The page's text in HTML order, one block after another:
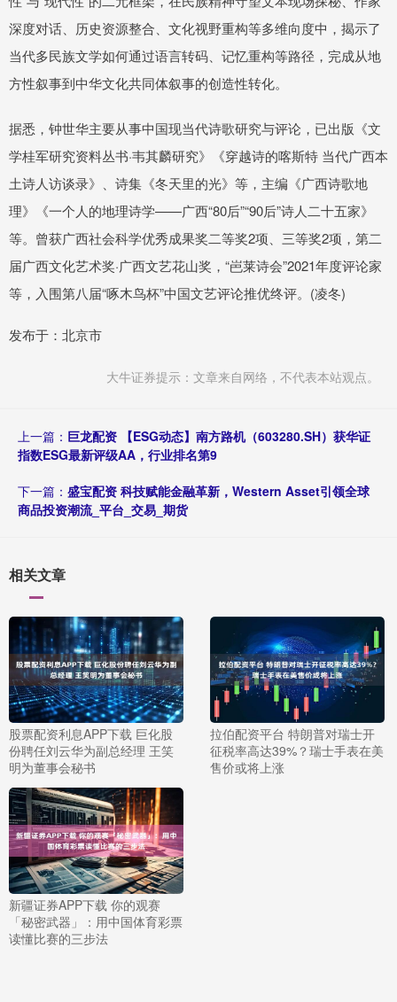
深度对话、历史资源整合、文化视野重构等多维向度中，揭示了
当代多民族文学如何通过语言转码、记忆重构等路径，完成从地
方性叙事到中华文化共同体叙事的创造性转化。
据悉，钟世华主要从事中国现当代诗歌研究与评论，已出版《文
学桂军研究资料丛书·韦其麟研究》《穿越诗的喀斯特 当代广西本
土诗人访谈录》、诗集《冬天里的光》等，主编《广西诗歌地
理》《一个人的地理诗学——广西“80后”“90后”诗人二十五家》
等。曾获广西社会科学优秀成果奖二等奖2项、三等奖2项，第二
届广西文化艺术奖·广西文艺花山奖，“岜莱诗会”2021年度评论家
等，入围第八届“啄木鸟杯”中国文艺评论推优终评。(凌冬)
发布于：北京市
大牛证券提示：文章来自网络，不代表本站观点。
上一篇： 巨龙配资 【ESG动态】南方路机（603280.SH）获华证
指数ESG最新评级AA，行业排名第9
下一篇： 盛宝配资 科技赋能金融革新，Western Asset引领全球
商品投资潮流_平台_交易_期货
相关文章
股票配资利息APP下载 巨化股
份聘任刘云华为副总经理 王笑
明为董事会秘书
拉伯配资平台 特朗普对瑞士开
征税率高达39%？瑞士手表在美
售价或将上涨
新疆证券APP下载 你的观赛
「秘密武器」：用中国体育彩票
读懂比赛的三步法